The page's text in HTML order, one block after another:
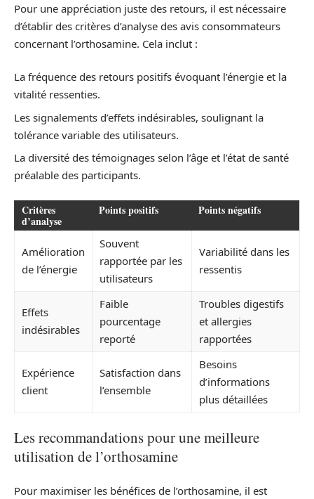
Pour une appréciation juste des retours, il est nécessaire
d’établir des critères d’analyse des avis consommateurs
concernant l’orthosamine. Cela inclut :
La fréquence des retours positifs évoquant l’énergie et la
vitalité ressenties.
Les signalements d’effets indésirables, soulignant la
tolérance variable des utilisateurs.
La diversité des témoignages selon l’âge et l’état de santé
préalable des participants.
Critères
d’analyse
Points positifs Points négatifs
Amélioration
de l’énergie
Souvent
rapportée par les
utilisateurs
Variabilité dans les
ressentis
Effets
indésirables
Faible
pourcentage
reporté
Troubles digestifs
et allergies
rapportées
Expérience
client
Satisfaction dans
l’ensemble
Besoins
d’informations
plus détaillées
Les recommandations pour une meilleure
utilisation de l’orthosamine
Pour maximiser les bénéfices de l’orthosamine, il est